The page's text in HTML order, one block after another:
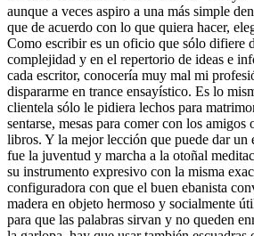
aunque a veces aspiro a una más simple
que de acuerdo con lo que quiera hacer,
Como escribir es un oficio que sólo difiere
complejidad y en el repertorio de ideas e
cada escritor, conocería muy mal mi
dispararme en trance ensayístico. Es lo
clientela sólo le pidiera lechos para
sentarse, mesas para comer con los amigos
libros. Y la mejor lección que puede dar un
fue la juventud y marcha a la otoñal
su instrumento expresivo con la misma
configuradora con que el buen ebanista
madera en objeto hermoso y socialmente
para que las palabras sirvan y no queden